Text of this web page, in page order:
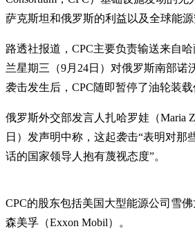
萨克斯坦和俄罗斯的利益以及全球能源
路透社报道，CPC主要负责输送来自
兰星期三（9月24日）对俄罗斯南部诺
袭击发生后，CPC随即暂停了油轮装载
俄罗斯外交部发言人扎哈罗娃（Maria
日）发声明中称，这起袭击“表明对那
话的国家领导人抱有蔑视态度”。
CPC的股东包括美国大型能源公司雪
森美孚（Exxon Mobil）。